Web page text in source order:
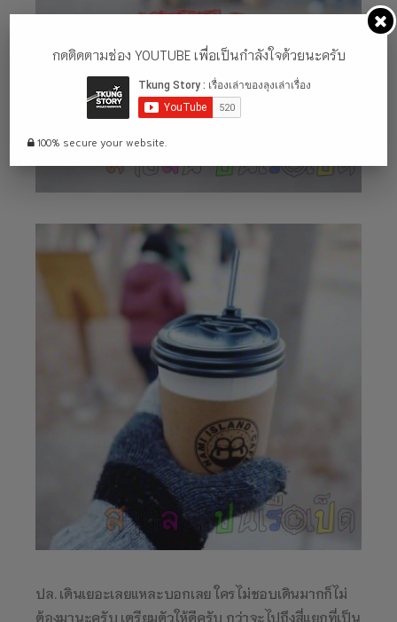
ปล. เดินเยอะเลยแหละบอกเลย ใครไม่ชอบเดินมากก็ไม่
ต้องมานะครับ เตรียมตัวให้ดีครับ กว่าจะไปถึงสี่แยกที่เป็น
กดติดตามช่อง YOUTUBE เพื่อเป็นกำลังใจด้วยนะครับ
100% secure your website.